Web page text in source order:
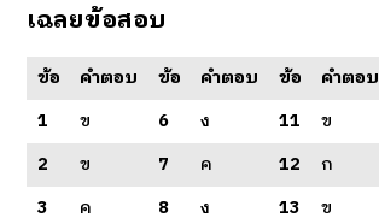
เฉลยข้อสอบ
ข้อ คำตอบ ข้อ คำตอบ ข้อ คำตอบ
1
ข 6 ง 11 ข
2
ข 7 ค 12 ก
3
ค 8 ง 13 ข